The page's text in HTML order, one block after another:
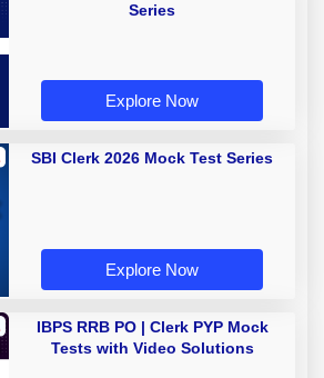
Series
Explore Now
SBI Clerk 2026 Mock Test Series
Explore Now
IBPS RRB PO | Clerk PYP Mock
Tests with Video Solutions